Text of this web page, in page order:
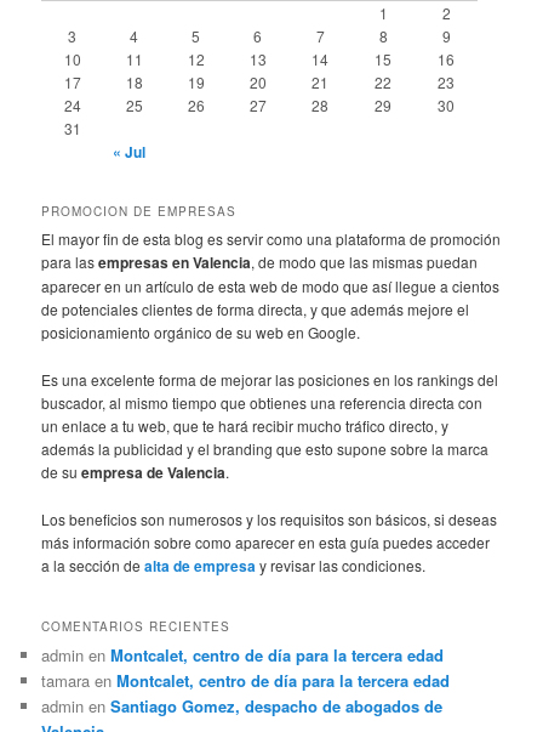
1
2
3
4 5 6 7 8
9
10
11 12 13 14 15
16
17
18 19 20 21 22
23
24
25 26 27 28 29
30
31
« Jul
PROMOCION DE EMPRESAS
El mayor fin de esta blog es servir como una plataforma de promoción
para lasempresas en Valencia, de modo que las mismas puedan
aparecer en un artículo de esta web de modo que así llegue a cientos
de potenciales clientes de forma directa, y que además mejore el
posicionamiento orgánico de su web en Google.
Es una excelente forma de mejorar las posiciones en los rankings del
buscador, al mismo tiempo que obtienes una referencia directa con
un enlace a tu web, que te hará recibir mucho tráfico directo, y
además la publicidad y el branding que esto supone sobre la marca
de suempresa de Valencia.
Los beneficios son numerosos y los requisitos son básicos, si deseas
más información sobre como aparecer en esta guía puedes acceder
a la sección dealta de empresay revisar las condiciones.
COMENTARIOS RECIENTES
admin enMontcalet, centro de día para la tercera edad
tamara enMontcalet, centro de día para la tercera edad
admin enSantiago Gomez, despacho de abogados de